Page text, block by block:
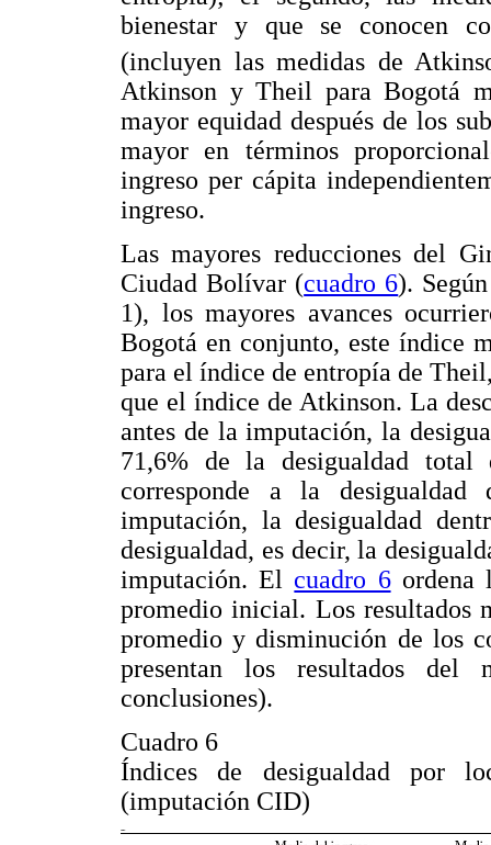
bienestar y que se conocen
(incluyen las medidas de
Atkinson y Theil para Bogotá
mayor equidad después de los
mayor en términos
ingreso per cápita
ingreso.
Las mayores reducciones del
Ciudad Bolívar (cuadro 6).
1), los mayores avances
Bogotá en conjunto, este índice
para el índice de entropía de
que el índice de Atkinson. La
antes de la imputación, la
71,6% de la desigualdad
corresponde a la
imputación, la desigualdad
desigualdad, es decir, la
imputación. El cuadro 6ordena
promedio inicial. Los resultados
promedio y disminución de los
presentan los resultados
conclusiones).
Cuadro 6
Índices de desigualdad por
(imputación CID)